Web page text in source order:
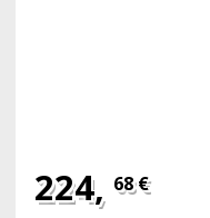
224, 68 €